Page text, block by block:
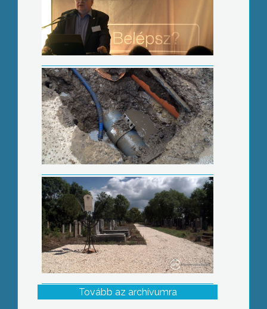
Hősök és mártírok
Tovább az archívumra